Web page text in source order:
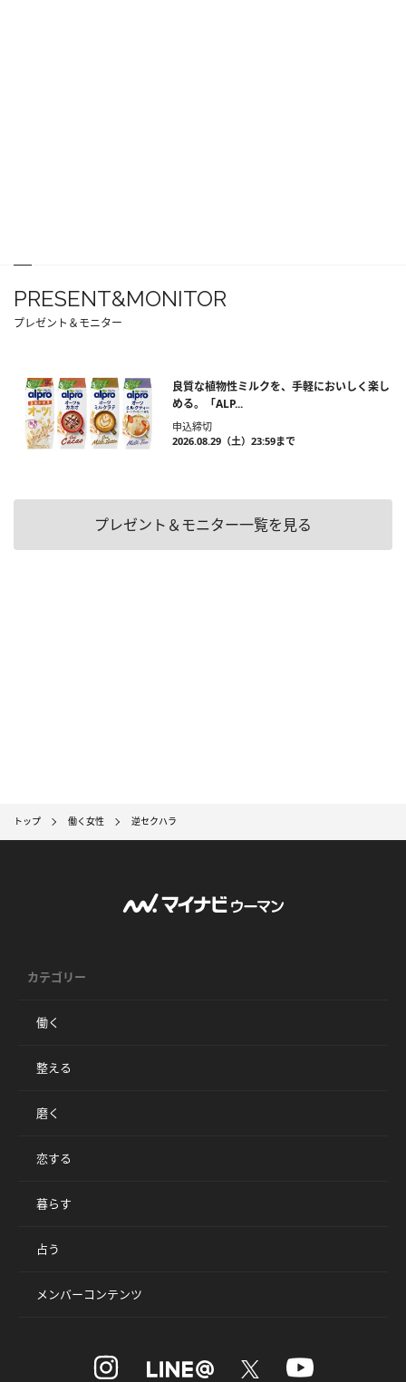
PRESENT&MONITOR
プレゼント＆モニター
良質な植物性ミルクを、手軽においしく楽し
める。「ALP...
申込締切
2026.08.29（土）23:59まで
プレゼント＆モニター一覧を見る
トップ 働く女性 逆セクハラ
カテゴリー
働く
整える
磨く
恋する
暮らす
占う
メンバーコンテンツ